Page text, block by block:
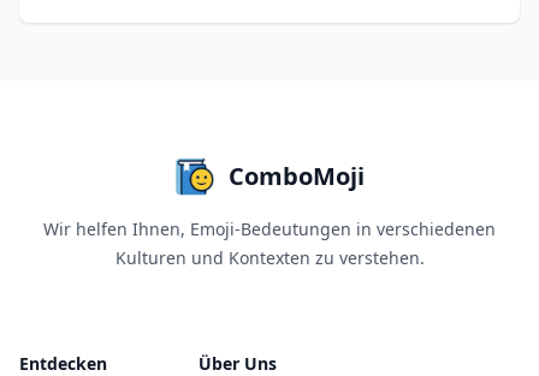
ComboMoji
Wir helfen Ihnen, Emoji-Bedeutungen in verschiedenen
Kulturen und Kontexten zu verstehen.
Entdecken Über Uns